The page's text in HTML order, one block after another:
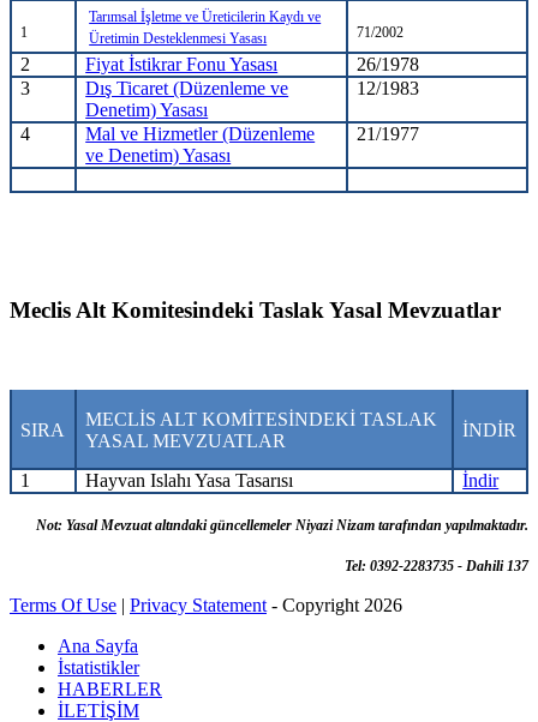
1
Tarımsal İşletme ve Üreticilerin Kaydı ve
Üretimin Desteklenmesi Yasası
71/2002
2 Fiyat İstikrar Fonu Yasası
26/1978
3
Dış Ticaret (Düzenleme ve
Denetim) Yasası
12/1983
4
Mal ve Hizmetler (Düzenleme
ve Denetim) Yasası
21/1977
Meclis Alt Komitesindeki Taslak Yasal Mevzuatlar
SIRA
MECLİS ALT KOMİTESİNDEKİ TASLAK
YASAL MEVZUATLAR
İNDİR
1 Hayvan Islahı Yasa Tasarısı İndir
Not: Yasal Mevzuat altındaki güncellemeler Niyazi Nizam tarafından yapılmaktadır.
Tel: 0392-2283735 - Dahili 137
Terms Of Use | Privacy Statement - Copyright 2026
Ana Sayfa
İstatistikler
HABERLER
İLETİŞİM